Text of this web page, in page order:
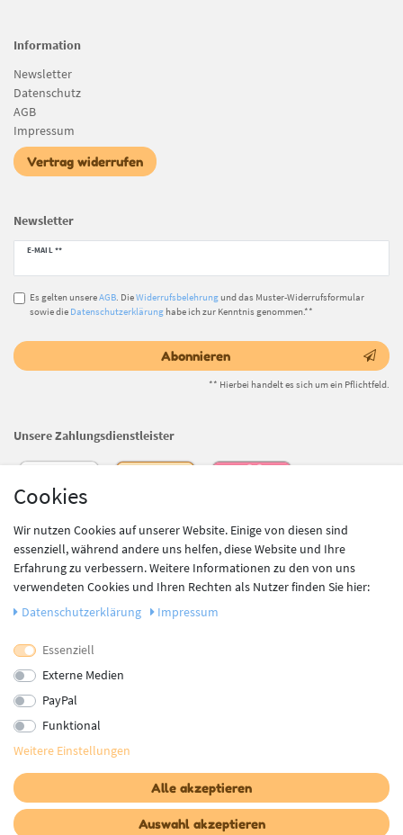
Information
Newsletter
Datenschutz
AGB
Impressum
Vertrag widerrufen
Newsletter
E-MAIL **
Newsletter
Es gelten unsereAGB. DieWiderrufsbelehrungund das Muster-Widerrufsformular
sowie die Datenschutzerklärunghabe ich zur Kenntnis genommen.**
Abonnieren
** Hierbei handelt es sich um ein Pflichtfeld.
Unsere Zahlungsdienstleister
Unsere Versanddienstleister
beschrieben
Copyright © Babyshoppen 2023 - Alle Rechte vorbehalten
Cookies
Wir nutzen Cookies auf unserer Website. Einige von diesen sind
essenziell, während andere uns helfen, diese Website und Ihre
Erfahrung zu verbessern. Weitere Informationen zu den von uns
verwendeten Cookies und Ihren Rechten als Nutzer finden Sie hier:
Daten­schutz­erklärung
Impressum
Essenziell
Externe Medien
PayPal
Funktional
Weitere Einstellungen
Alle akzeptieren
Auswahl akzeptieren